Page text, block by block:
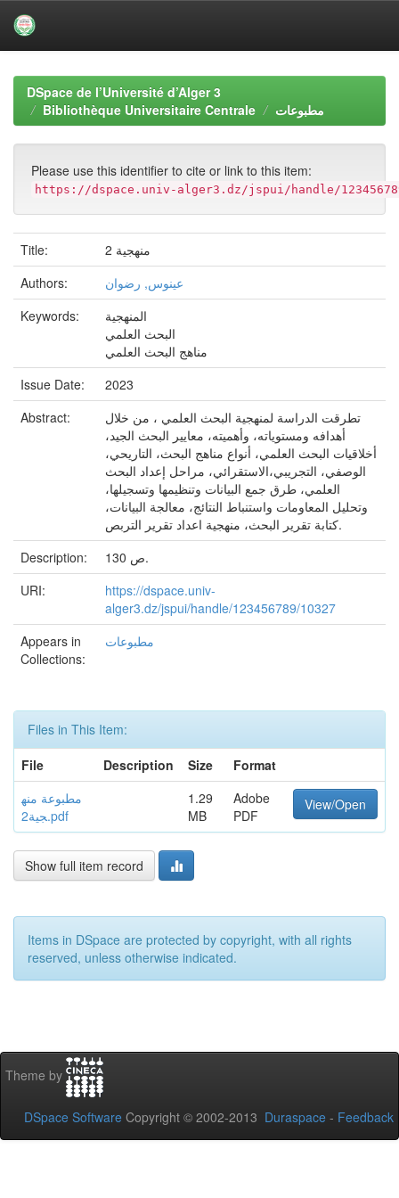
navigationDSpace de l’Université d’Alger 3
Bibliothèque Universitaire Centrale
مطبوعات
Please use this identifier to cite or link to this item:
https://dspace.univ-alger3.dz/jspui/handle/
Title:
منهجية 2
Authors:
عينوس, رضوان
Keywords:
المنهجية
البحث العلمي
مناهج البحث العلمي
Issue Date:
2023
Abstract:
تطرقت الدراسة لمنهجية البحث العلمي ، من خلال
أهدافه ومستوياته، وأهميته، معايير البحث الجيد،
أخلاقيات البحث العلمي، أنواع مناهج البحث، التاريحي،
الوصفي، التجريبي،الاستقرائي، مراحل إعداد البحث
العلمي، طرق جمع البيانات وتنظيمها وتسجيلها،
وتحليل المعاومات واستنباط النتائج، معالجة البيانات،
كتابة تقرير البحث، منهجية اعداد تقرير التربص.
Description:
130 ص.
URI:
https://dspace.univ-
alger3.dz/jspui/handle/123456789/10327
Appears in
Collections:
مطبوعات
Files in This Item:
File
Description Size
Format
مطبوعة منه
جية2.pdf
1.29
MB
Adobe
PDF
View/Open
Show full item record
Items in DSpace are protected by copyright, with all rights
reserved, unless otherwise indicated.
Theme by
DSpace Software Copyright © 2002-2013 Duraspace - Feedback